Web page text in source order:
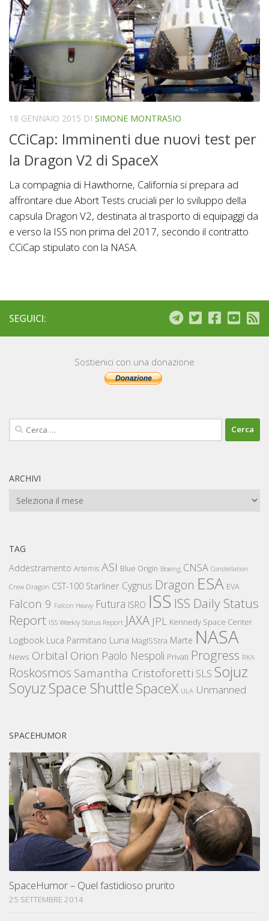
18 GENNAIO 2015 DI SIMONE MONTRASIO
CCiCap: Imminenti due nuovi test per
la Dragon V2 di SpaceX
La compagnia di Hawthorne, California si prepara ad
affrontare due Abort Tests cruciali per lo sviluppo della
capsula Dragon V2, destinata al trasporto di equipaggi da
e verso la ISS non prima del 2017, secondo il contratto
CCiCap stipulato con la NASA.
SEGUICI:
Sostienici con una donazione
Ricerca
per:
ARCHIVI
Archivi
TAG
Addestramento Artemis ASI Blue Origin Boeing CNSA Constellation
Crew Dragon CST-100 Starliner Cygnus Dragon ESA EVA
Falcon 9 Falcon Heavy Futura ISRO ISS ISS Daily Status
Report ISS Weekly Status Report JAXA JPL Kennedy Space Center
Logbook Luca Parmitano Luna MagISStra Marte NASA
News Orbital Orion Paolo Nespoli Privati Progress RKA
Roskosmos Samantha Cristoforetti SLS Sojuz
SoyuzSpace ShuttleSpaceX ULA Unmanned
SPACEHUMOR
SpaceHumor – Quel fastidioso prurito
25 SETTEMBRE 2014